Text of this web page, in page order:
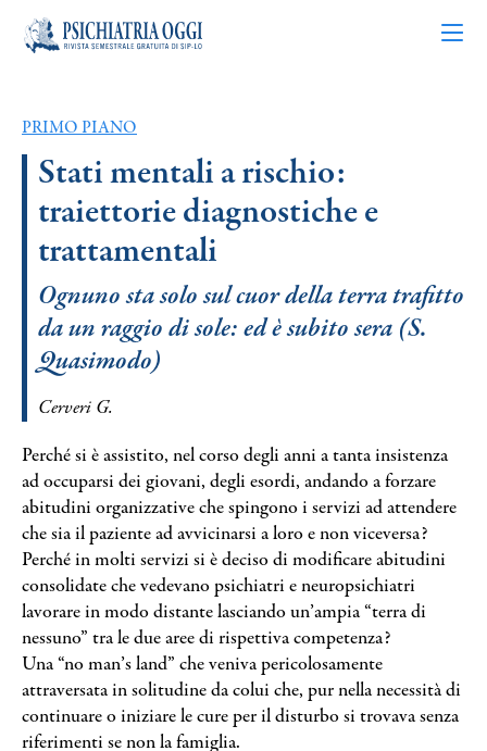
Articoli
Riviste
Bacheca
Chi siamo
Contatti
Search
PRIMO PIANO
Stati mentali a rischio:
traiettorie diagnostiche e
trattamentali
Ognuno sta solo sul cuor della terra trafitto
da un raggio di sole: ed è subito sera (S.
Quasimodo)
Cerveri G.
Perché si è assistito, nel corso degli anni a tanta insistenza
ad occuparsi dei giovani, degli esordi, andando a forzare
abitudini organizzative che spingono i servizi ad attendere
che sia il paziente ad avvicinarsi a loro e non viceversa?
Perché in molti servizi si è deciso di modificare abitudini
consolidate che vedevano psichiatri e neuropsichiatri
lavorare in modo distante lasciando un’ampia “terra di
nessuno” tra le due aree di rispettiva competenza?
Una “no man’s land” che veniva pericolosamente
attraversata in solitudine da colui che, pur nella necessità di
continuare o iniziare le cure per il disturbo si trovava senza
riferimenti se non la famiglia.